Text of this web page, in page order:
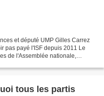
et député UMP Gilles Carrez
pas payé l'ISF depuis 2011 Le
de l'Assemblée nationale,
tous les partis